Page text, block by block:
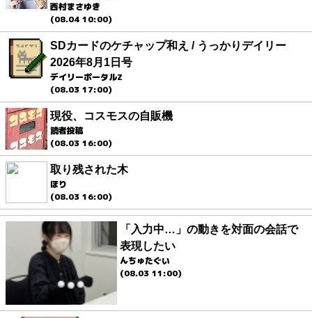
西村まさゆき
(08.04 10:00)
SDカードのケチャップ和え / うっかりデイリー
2026年8月1日号
デイリーポータルZ
(08.03 17:00)
現役、コスモスの自販機
読者投稿
(08.03 16:00)
取り残された木
ほり
(08.03 16:00)
「入力中…」の動きを対面の会話で
表現したい
んちゅたぐい
(08.03 11:00)